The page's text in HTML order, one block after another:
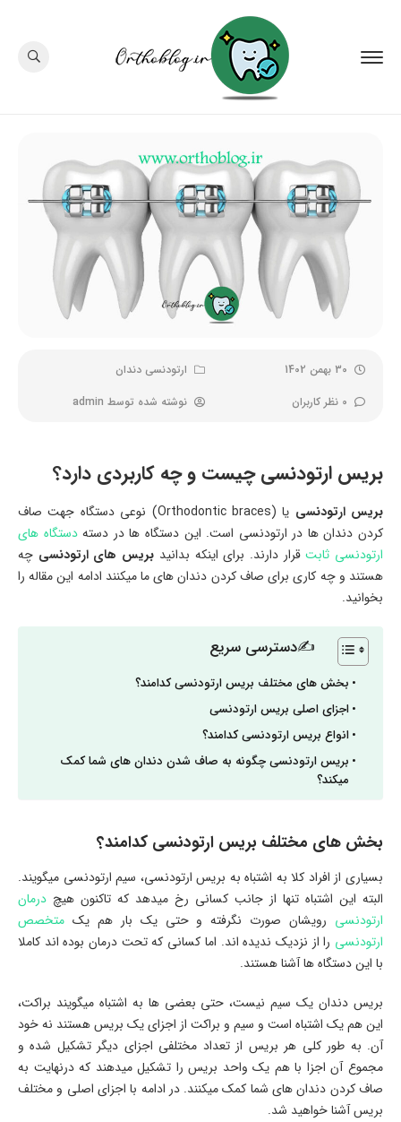
30 بهمن 1402
ارتودنسی دندان
0 نظر کاربران
نوشته شده توسط admin
بریس ارتودنسی چیست و چه کاربردی دارد؟
بریس ارتودنسی
یا (Orthodontic braces) نوعی دستگاه جهت صاف
کردن دندان ها در ارتودنسی است. این دستگاه ها در دستهدستگاه های
ارتودنسی ثابتقرار دارند. برای اینکه بدانید بریس های ارتودنسی چه
هستند و چه کاری برای صاف کردن دندان های ما میکنند ادامه این مقاله را
بخوانید.
✍دسترسی سریع
بخش های مختلف بریس ارتودنسی کدامند؟
اجزای اصلی بریس ارتودنسی
انواع بریس ارتودنسی کدامند؟
بریس ارتودنسی چگونه به صاف شدن دندان های شما کمک
میکند؟
بخش های مختلف بریس ارتودنسی کدامند؟
بسیاری از افراد کلا به اشتباه به بریس ارتودنسی، سیم ارتودنسی میگویند.
البته این اشتباه تنها از جانب کسانی رخ میدهد که تاکنون هیچ درمان
ارتودنسی رویشان صورت نگرفته و حتی یک بار هم یک متخصص
ارتودنسی را از نزدیک ندیده اند. اما کسانی که تحت درمان بوده اند کاملا
با این دستگاه ها آشنا هستند.
بریس دندان یک سیم نیست، حتی بعضی ها به اشتباه میگویند براکت،
این هم یک اشتباه است و سیم و براکت از اجزای یک بریس هستند نه خود
آن. به طور کلی هر بریس از تعداد مختلفی اجزای دیگر تشکیل شده و
مجموع آن اجزا با هم یک واحد بریس را تشکیل میدهند که درنهایت به
صاف کردن دندان های شما کمک میکنند. در ادامه با اجزای اصلی و مختلف
بریس آشنا خواهید شد.